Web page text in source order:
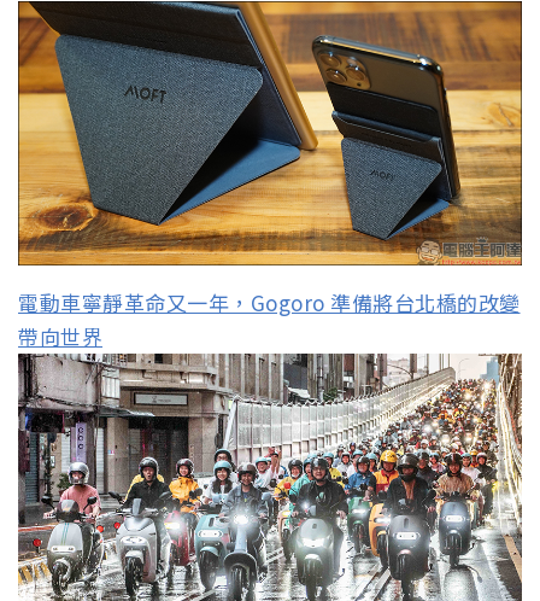
電動車寧靜革命又一年，Gogoro 準備將台北橋的改變
帶向世界